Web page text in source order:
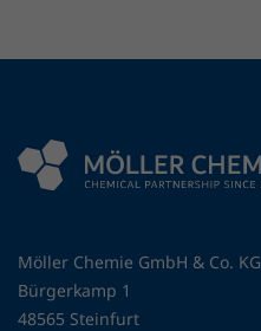
Möller Chemie GmbH & Co. KG
Bürgerkamp 1
48565 Steinfurt